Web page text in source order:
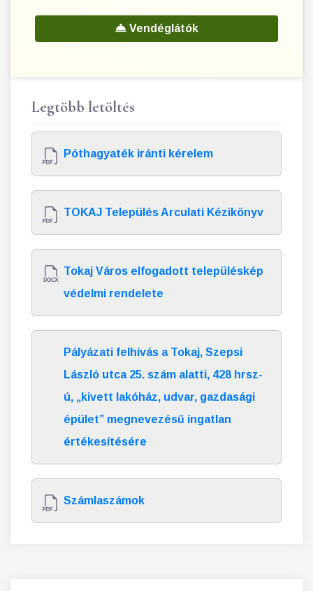
Vendéglátók
Legtöbb letöltés
Póthagyaték iránti kérelem
TOKAJ Település Arculati Kézikönyv
Tokaj Város elfogadott településkép
védelmi rendelete
Pályázati felhívás a Tokaj, Szepsi
László utca 25. szám alatti, 428 hrsz-
ú, „kivett lakóház, udvar, gazdasági
épület” megnevezésű ingatlan
értékesítésére
Számlaszámok